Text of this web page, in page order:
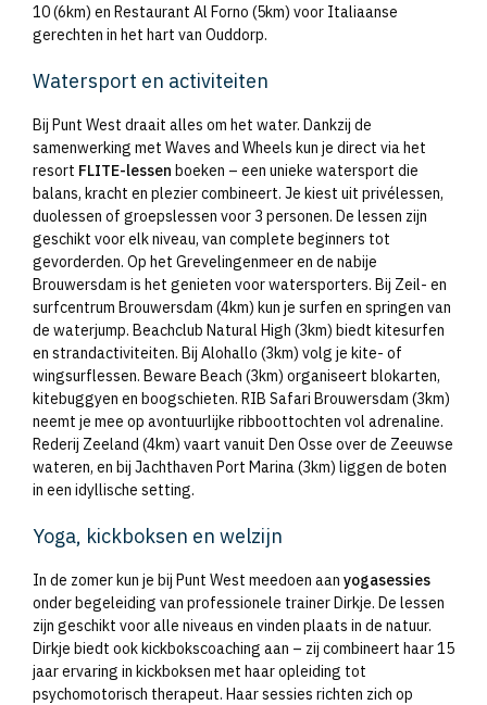
10 (6km) en Restaurant Al Forno (5km) voor Italiaanse
gerechten in het hart van Ouddorp.
Watersport en activiteiten
Bij Punt West draait alles om het water. Dankzij de
samenwerking met Waves and Wheels kun je direct via het
resort FLITE-lessen boeken – een unieke watersport die
balans, kracht en plezier combineert. Je kiest uit privélessen,
duolessen of groepslessen voor 3 personen. De lessen zijn
geschikt voor elk niveau, van complete beginners tot
gevorderden. Op het Grevelingenmeer en de nabije
Brouwersdam is het genieten voor watersporters. Bij Zeil- en
surfcentrum Brouwersdam (4km) kun je surfen en springen van
de waterjump. Beachclub Natural High (3km) biedt kitesurfen
en strandactiviteiten. Bij Alohallo (3km) volg je kite- of
wingsurflessen. Beware Beach (3km) organiseert blokarten,
kitebuggyen en boogschieten. RIB Safari Brouwersdam (3km)
neemt je mee op avontuurlijke ribboottochten vol adrenaline.
Rederij Zeeland (4km) vaart vanuit Den Osse over de Zeeuwse
wateren, en bij Jachthaven Port Marina (3km) liggen de boten
in een idyllische setting.
Yoga, kickboksen en welzijn
In de zomer kun je bij Punt West meedoen aan yogasessies
onder begeleiding van professionele trainer Dirkje. De lessen
zijn geschikt voor alle niveaus en vinden plaats in de natuur.
Dirkje biedt ook kickbokscoaching aan – zij combineert haar 15
jaar ervaring in kickboksen met haar opleiding tot
psychomotorisch therapeut. Haar sessies richten zich op